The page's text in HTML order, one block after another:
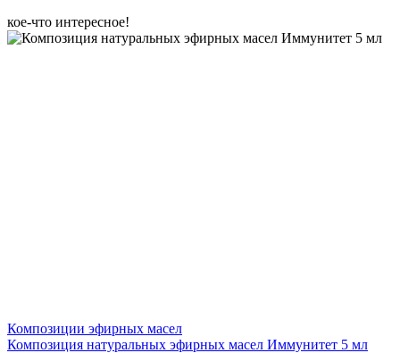
кое-что интересное!
Композиции эфирных масел
Композиция натуральных эфирных масел Иммунитет 5 мл